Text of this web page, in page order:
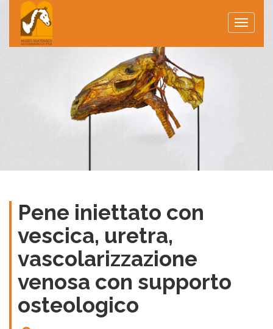
Toggle
Pene iniettato con
vescica, uretra,
vascolarizzazione
venosa con supporto
osteologico